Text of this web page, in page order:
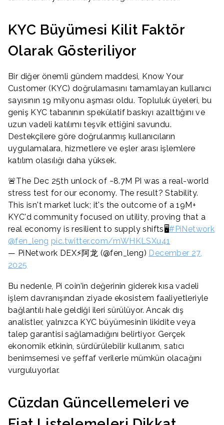
KYC Büyümesi Kilit Faktör
Olarak Gösteriliyor
Bir diğer önemli gündem maddesi, Know Your
Customer (KYC) doğrulamasını tamamlayan kullanıcı
sayısının 19 milyonu aşması oldu. Topluluk üyeleri, bu
geniş KYC tabanının spekülatif baskıyı azalttığını ve
uzun vadeli katılımı teşvik ettiğini savundu.
Destekçilere göre doğrulanmış kullanıcıların
uygulamalara, hizmetlere ve eşler arası işlemlere
katılım olasılığı daha yüksek.
🚨The Dec 25th unlock of ~8.7M PI was a real-world
stress test for our economy. The result? Stability.
This isn't market luck; it's the outcome of a 19M+
KYC'd community focused on utility, proving that a
real economy is resilient to supply shifts🖥#PiNetwork
@fen_leng pic.twitter.com/mWHKLSXu41
— PiNetwork DEX⚡️阿龙 (@fen_leng) December 27,
2025
Bu nedenle, Pi coin’in değerinin giderek kısa vadeli
işlem davranışından ziyade ekosistem faaliyetleriyle
bağlantılı hale geldiği ileri sürülüyor. Ancak dış
analistler, yalnızca KYC büyümesinin likidite veya
talep garantisi sağlamadığını belirtiyor. Gerçek
ekonomik etkinin, sürdürülebilir kullanım, satıcı
benimsemesi ve şeffaf verilerle mümkün olacağını
vurguluyorlar.
Cüzdan Güncellemeleri ve